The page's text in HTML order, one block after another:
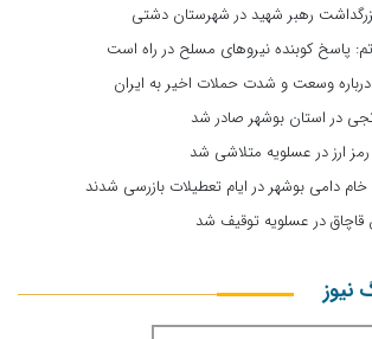
رهبر شهید در شهرستان دشتی
پاسخ کوبنده نیروهای مسلح در راه است
وسعت و شدت حملات اخیر به ایران
در استان بوشهر صادر شد
خام دامی بوشهر در ایام تعطیلات بازرسی شدند
قاچاق در عسلویه توقیف شد
نیوز